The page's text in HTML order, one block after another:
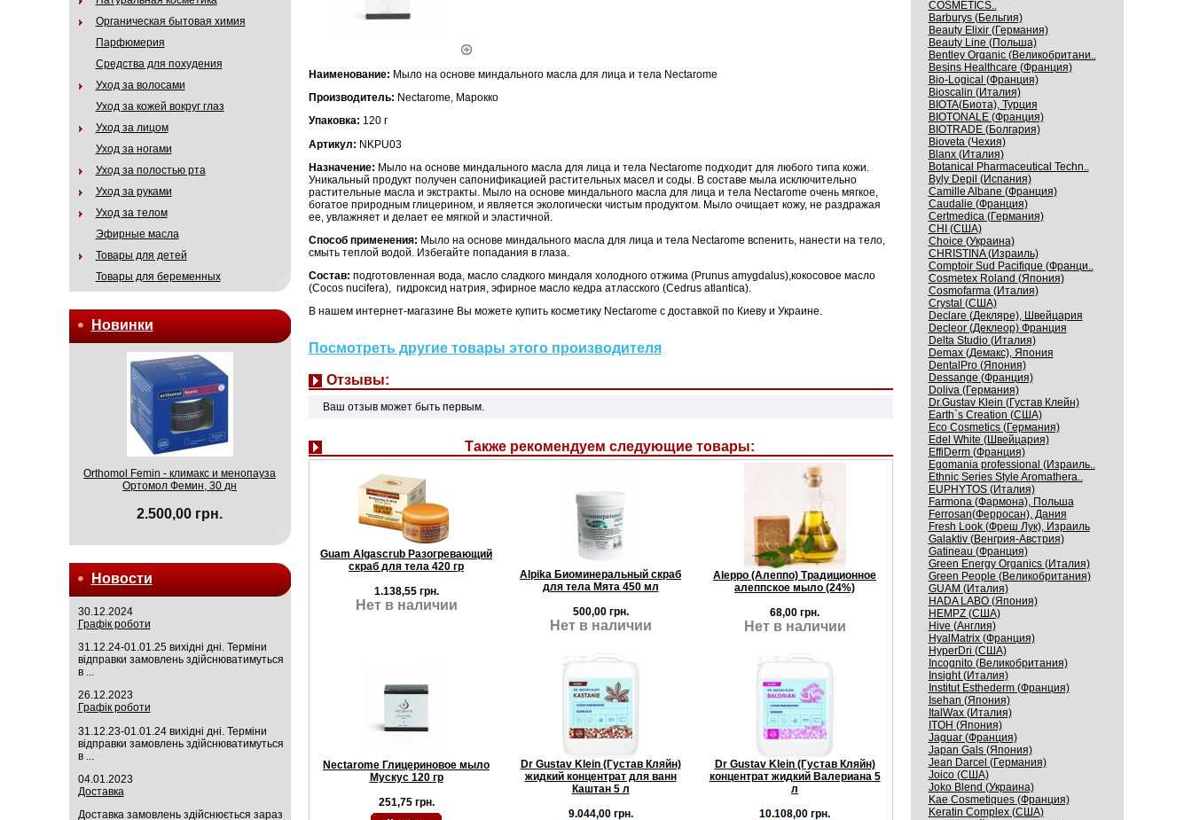
Органическая бытовая химия
Парфюмерия
Средства для похудения
Уход за волосами
Уход за кожей вокруг глаз
Уход за лицом
Уход за ногами
Уход за полостью рта
Уход за руками
Уход за телом
Эфирные масла
Товары для детей
Товары для беременных
Новинки
Orthomol Femin - климакс и менопауза
Ортомол Фемин, 30 дн
2.500,00 грн.
Новости
30.12.2024
Графік роботи
31.12.24-01.01.25 вихідні дні. Терміни
відправки замовлень здійснюватимуться
в ...
26.12.2023
Графік роботи
31.12.23-01.01.24 вихідні дні. Терміни
відправки замовлень здійснюватимуться
в ...
04.01.2023
Доставка
Доставка замовлень здійснюється зараз
Наименование: Мыло на основе миндального масла для лица и тела Nectarome
Производитель: Nectarome, Марокко
Упаковка: 120 г
Артикул: NKPU03
Назначение: Мыло на основе миндального масла для лица и тела Nectarome подходит для любого типа кожи.
Уникальный продукт получен сапонификацией растительных масел и соды. В составе мыла исключительно
растительные масла и экстракты. Мыло на основе миндального масла для лица и тела Nectarome очень мягкое,
богатое природным глицерином, и является экологически чистым продуктом. Мыло очищает кожу, не раздражая
ее, увлажняет и делает ее мягкой и эластичной.
Способ применения: Мыло на основе миндального масла для лица и тела Nectarome вспенить, нанести на тело,
смыть теплой водой. Избегайте попадания в глаза.
Состав: подготовленная вода, масло сладкого миндаля холодного отжима (Prunus amygdalus),кокосовое масло
(Cocos nucifera), гидроксид натрия, эфирное масло кедра атласского (Cedrus atlantica).
В нашем интернет-магазине Вы можете купить косметику Nectarome с доставкой по Киеву и Украине.
Посмотреть другие товары этого производителя
Отзывы:
Ваш отзыв может быть первым.
Также рекомендуем следующие товары:
Guam Algascrub Разогревающий
скраб для тела 420 гр
1.138,55 грн.
Нет в наличии
Alpika Биоминеральный скраб
для тела Мята 450 мл
500,00 грн.
Нет в наличии
Aleppo (Алеппо) Традиционное
алеппское мыло (24%)
68,00 грн.
Нет в наличии
Nectarome Глицериновое мыло
Мускус 120 гр
251,75 грн.
Dr Gustav Klein (Густав Кляйн)
жидкий концентрат для ванн
Каштан 5 л
9.044,00 грн.
Dr Gustav Klein (Густав Кляйн)
концентрат жидкий Валериана 5
л
10.108,00 грн.
COSMETICS..
Barburys (Бельгия)
Beauty Elixir (Германия)
Beauty Line (Польша)
Bentley Organic (Великобритани..
Besins Healthcare (Франция)
Bio-Logical (Франция)
Bioscalin (Италия)
BIOTA(Биота), Турция
BIOTONALE (Франция)
BIOTRADE (Болгария)
Bioveta (Чехия)
Blanx (Италия)
Botanical Pharmaceutical Techn..
Byly Depil (Испания)
Camille Albane (Франция)
Caudalie (Франция)
Certmedica (Германия)
CHI (США)
Choice (Украина)
CHRISTINA (Израиль)
Comptoir Sud Pacifique (Франци..
Cosmetex Roland (Япония)
Cosmofarma (Италия)
Crystal (США)
Declare (Декляре), Швейцария
Decleor (Деклеор) Франция
Delta Studio (Италия)
Demax (Демакс), Япония
DentalPro (Япония)
Dessange (Франция)
Doliva (Германия)
Dr.Gustav Klein (Густав Клейн)
Earth`s Creation (США)
Eco Cosmetics (Германия)
Edel White (Швейцария)
EffiDerm (Франция)
Egomania professional (Израиль..
Ethnic Series Style Aromathera..
EUPHYTOS (Италия)
Farmona (Фармона), Польша
Ferrosan(Ферросан), Дания
Fresh Look (Фреш Лук), Израиль
Galaktiv (Венгрия-Австрия)
Gatineau (Франция)
Green Energy Organics (Италия)
Green People (Великобритания)
GUAM (Италия)
HADA LABO (Япония)
HEMPZ (США)
Hive (Англия)
HyalMatrix (Франция)
HyperDri (США)
Incognito (Великобритания)
Insight (Италия)
Institut Esthederm (Франция)
Isehan (Япония)
ItalWax (Италия)
ITOH (Япония)
Jaguar (Франция)
Japan Gals (Япония)
Jean Darcel (Германия)
Joico (США)
Joko Blend (Украина)
Kaе Cosmеtiques (Франция)
Keratin Complex (США)